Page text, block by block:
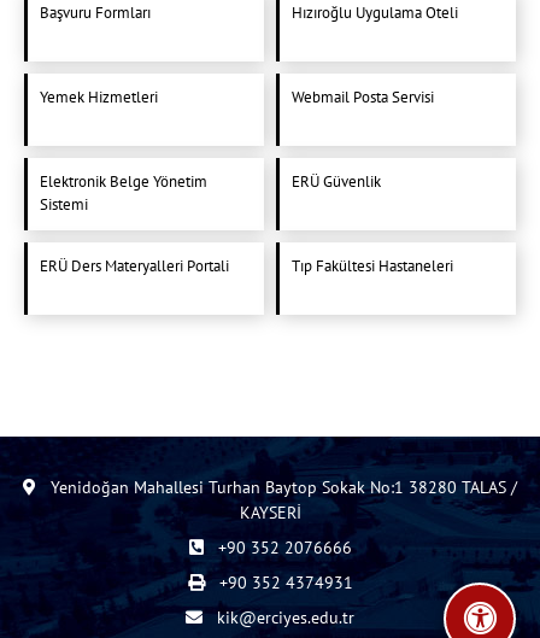
Başvuru Formları Hızıroğlu Uygulama Oteli
Yemek Hizmetleri Webmail Posta Servisi
Elektronik Belge Yönetim
Sistemi
ERÜ Güvenlik
ERÜ Ders Materyalleri Portali Tıp Fakültesi Hastaneleri
Yenidoğan Mahallesi Turhan Baytop Sokak No:1 38280 TALAS /
KAYSERİ
+90 352 2076666
+90 352 4374931
kik@erciyes.edu.tr